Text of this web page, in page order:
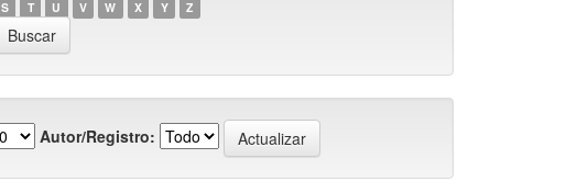
S T U V W X Y Z
Autor/Registro: